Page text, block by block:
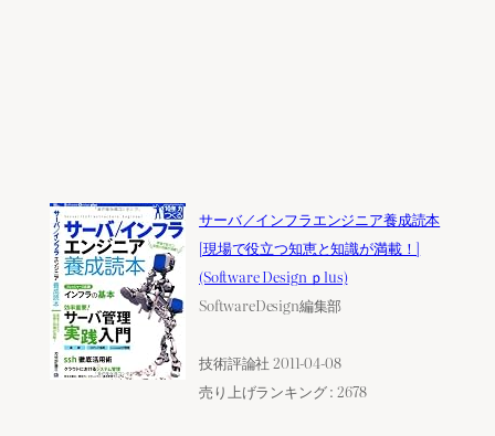
サーバ／インフラエンジニア養成読本
[現場で役立つ知恵と知識が満載！]
(Software Design ｐlus)
SoftwareDesign編集部
技術評論社 2011-04-08
売り上げランキング : 2678